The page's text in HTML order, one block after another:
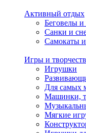
Активный отдых
Беговелы
Санки и
Самокаты
Игры и
Игрушки
Для самых
Машинки,
Мягкие